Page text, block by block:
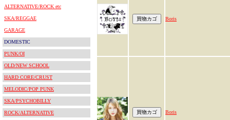
ALTERNATIVE/ROCK etc
SKA/REGGAE
GARAGE
DOMESTIC
PUNK/OI
OLD/NEW SCHOOL
HARD CORE/CRUST
MELODIC/POP PUNK
SKA/PSYCHOBILLY
ROCK/ALTERNATIVE
Boris
Boris